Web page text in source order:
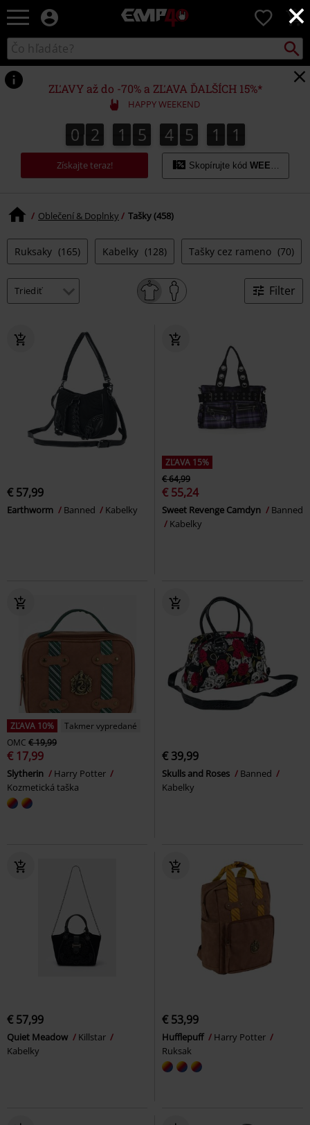
×
EMP
Hudba,
filmy
&
seriály,
Merch
pre
hráčov,
Alternatívna
móda
0
Katalóg
vyhľadávania
ZĽAVY až do -70% a ZĽAVA ĎALŠÍCH 15%*
HAPPY WEEKEND
0
0 2
2 1
1 5
5 4
4 5
5 0
1
0
1 9
0
9
1
0
Získajte teraz! Skopírujte kód WEEKEND
Oblečení & Doplnky Tašky (458)
Ruksaky (165) Kabelky (128) Tašky cez rameno (70)
Filter
€ 57,99
Earthworm Banned Kabelky
ZĽAVA 15%
€ 64,99
€ 55,24
Sweet Revenge Camdyn
Banned
Kabelky
ZĽAVA 10%
Takmer vypredané
OMC € 19,99
€ 17,99
Slytherin
Harry Potter
Kozmetická taška
€ 39,99
Skulls and Roses
Banned
Kabelky
€ 57,99
Quiet Meadow
Killstar
Kabelky
€ 53,99
Hufflepuff
Harry Potter
Ruksak